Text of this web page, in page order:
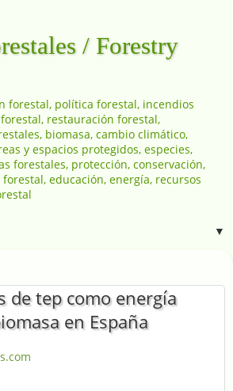
/ Forestry
forestal, política forestal, incendios
restauración forestal,
biomasa, cambio climático,
y espacios protegidos, especies,
forestales, protección, conservación,
educación, energía, recursos
▼
de tep como energía
en España